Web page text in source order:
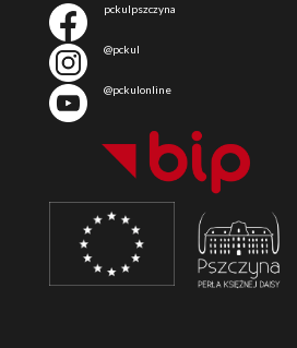
pckulpszczyna
@pckul
@pckulonline